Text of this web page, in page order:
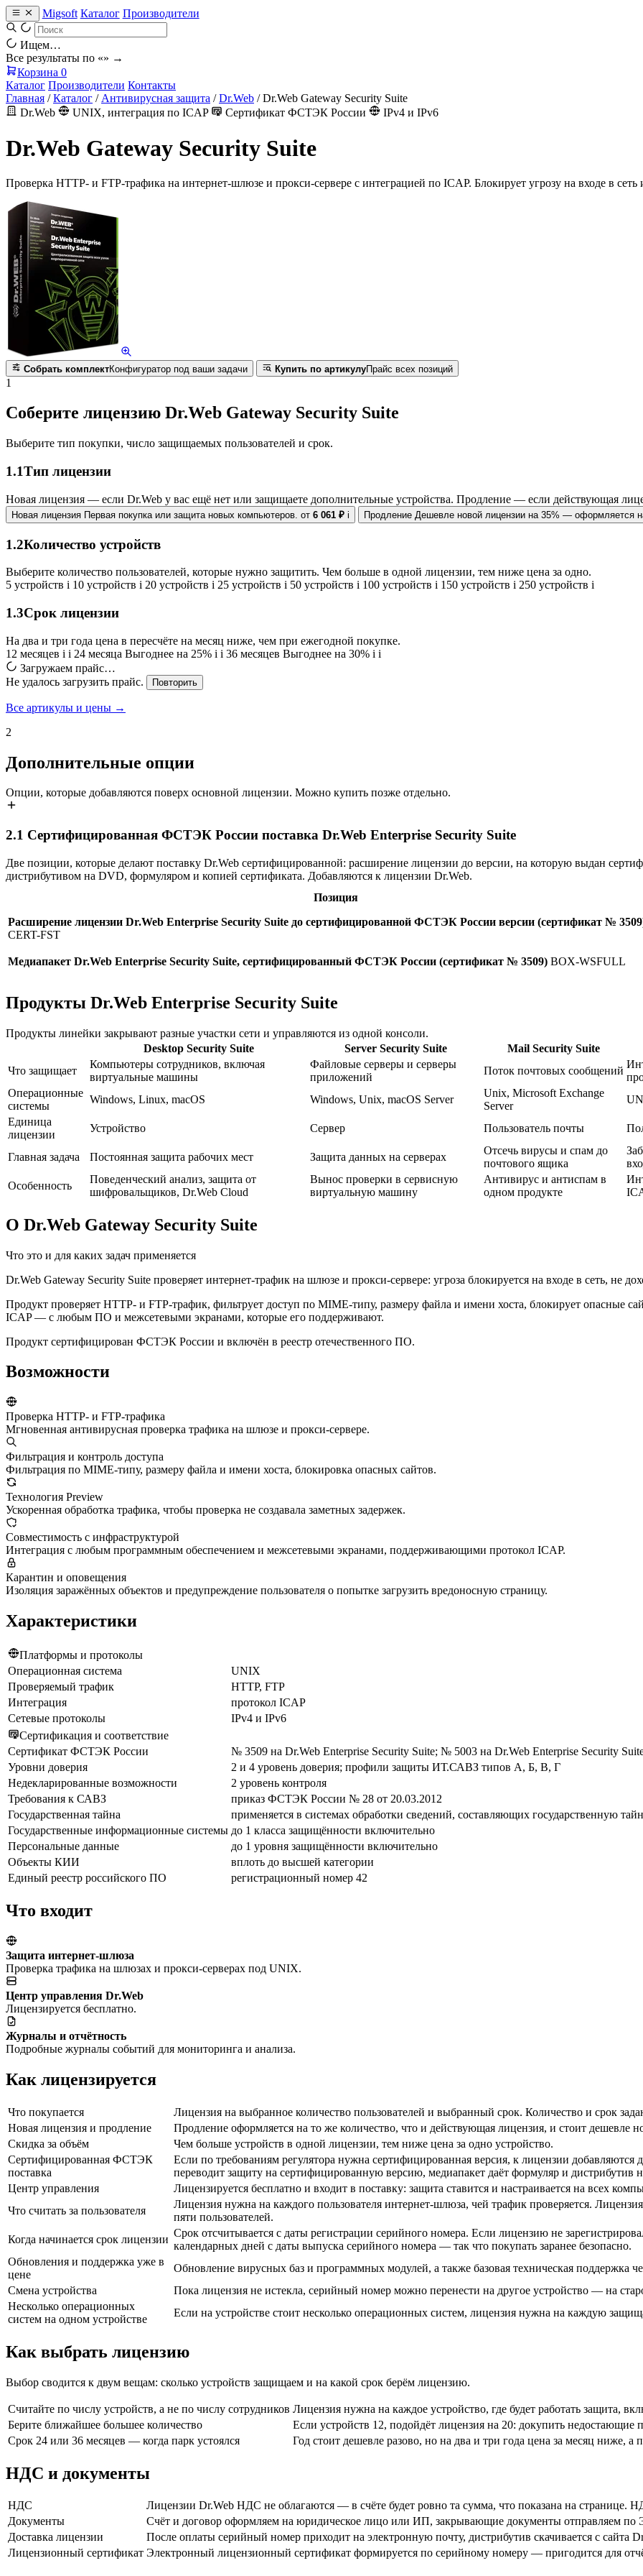
Migsoft Каталог Производители
Ищем…
Все результаты по «» →
Корзина 0
Каталог Производители Контакты
Главная / Каталог / Антивирусная защита / Dr.Web / Dr.Web Gateway Security Suite
Dr.Web
UNIX, интеграция по ICAP Сертификат ФСТЭК России IPv4 и IPv6
Dr.Web Gateway Security Suite
Проверка HTTP- и FTP-трафика на интернет-шлюзе и прокси-сервере с интеграцией по ICAP. Блокирует угрозу на входе в
Собрать комплектКонфигуратор под ваши задачи Купить по артикулуПрайс всех позиций
1
Соберите лицензию Dr.Web Gateway Security Suite
Выберите тип покупки, число защищаемых пользователей и срок.
1.1Тип лицензии
Новая лицензия — если Dr.Web у вас ещё нет или защищаете дополнительные устройства. Продление — если действующая
Новая лицензия Первая покупка или защита новых компьютеров. от 6 061 ₽ i Продление Дешевле новой лицензии на 35% — оформляется
1.2Количество устройств
Выберите количество пользователей, которые нужно защитить. Чем больше в одной лицензии, тем ниже цена за одно.
5 устройств i 10 устройств i 20 устройств i 25 устройств i 50 устройств i 100 устройств i 150 устройств i 250 устройств i
1.3Срок лицензии
На два и три года цена в пересчёте на месяц ниже, чем при ежегодной покупке.
12 месяцев i i 24 месяца Выгоднее на 25% i i 36 месяцев Выгоднее на 30% i i
Загружаем прайс…
Не удалось загрузить прайс.
Повторить
Все артикулы и цены →
2
Дополнительные опции
Опции, которые добавляются поверх основной лицензии. Можно купить позже отдельно.
2.1 Сертифицированная ФСТЭК России поставка Dr.Web Enterprise Security Suite
Две позиции, которые делают поставку Dr.Web сертифицированной: расширение лицензии до версии, на которую выдан
дистрибутивом на DVD, формуляром и копией сертификата. Добавляются к лицензии Dr.Web.
Позиция
Расширение лицензии Dr.Web Enterprise Security Suite до сертифицированной ФСТЭК России версии (сертификат №
CERT-FST
Медиапакет Dr.Web Enterprise Security Suite, сертифицированный ФСТЭК России (сертификат № 3509) BOX-WSFULL
Продукты Dr.Web Enterprise Security Suite
Продукты линейки закрывают разные участки сети и управляются из одной консоли.
Desktop Security Suite
Server Security Suite Mail Security Suite
Что защищает
Компьютеры сотрудников, включая
виртуальные машины
Файловые серверы и серверы
приложений
Поток почтовых сообщений
Операционные
системы
Windows, Linux, macOS Windows, Unix, macOS Server
Unix, Microsoft Exchange
Server
Единица
лицензии
Устройство Сервер Пользователь почты
Главная задача Постоянная защита рабочих мест Защита данных на серверах
Отсечь вирусы и спам до
почтового ящика
Особенность
Поведенческий анализ, защита от
шифровальщиков, Dr.Web Cloud
Вынос проверки в сервисную
виртуальную машину
Антивирус и антиспам в
одном продукте
О Dr.Web Gateway Security Suite
Что это и для каких задач применяется
Dr.Web Gateway Security Suite проверяет интернет-трафик на шлюзе и прокси-сервере: угроза блокируется на входе в сеть, не
Продукт проверяет HTTP- и FTP-трафик, фильтрует доступ по MIME-типу, размеру файла и имени хоста, блокирует опасные
ICAP — с любым ПО и межсетевыми экранами, которые его поддерживают.
Продукт сертифицирован ФСТЭК России и включён в реестр отечественного ПО.
Возможности
Проверка HTTP- и FTP-трафика
Мгновенная антивирусная проверка трафика на шлюзе и прокси-сервере.
Фильтрация и контроль доступа
Фильтрация по MIME-типу, размеру файла и имени хоста, блокировка опасных сайтов.
Технология Preview
Ускоренная обработка трафика, чтобы проверка не создавала заметных задержек.
Совместимость с инфраструктурой
Интеграция с любым программным обеспечением и межсетевыми экранами, поддерживающими протокол ICAP.
Карантин и оповещения
Изоляция заражённых объектов и предупреждение пользователя о попытке загрузить вредоносную страницу.
Характеристики
Платформы и протоколы
Операционная система
UNIX
Проверяемый трафик
HTTP, FTP
Интеграция
протокол ICAP
Сетевые протоколы
IPv4 и IPv6
Сертификация и соответствие
Сертификат ФСТЭК России
№ 3509 на Dr.Web Enterprise Security Suite; № 5003 на Dr.Web Enterprise Security
Уровни доверия
2 и 4 уровень доверия; профили защиты ИТ.САВЗ типов А, Б, В, Г
Недекларированные возможности
2 уровень контроля
Требования к САВЗ
приказ ФСТЭК России № 28 от 20.03.2012
Государственная тайна
применяется в системах обработки сведений, составляющих государственную
Государственные информационные системы до 1 класса защищённости включительно
Персональные данные
до 1 уровня защищённости включительно
Объекты КИИ
вплоть до высшей категории
Единый реестр российского ПО
регистрационный номер 42
Что входит
Защита интернет-шлюза
Проверка трафика на шлюзах и прокси-серверах под UNIX.
Центр управления Dr.Web
Лицензируется бесплатно.
Журналы и отчётность
Подробные журналы событий для мониторинга и анализа.
Как лицензируется
Что покупается
Лицензия на выбранное количество пользователей и выбранный срок. Количество и срок
Новая лицензия и продление
Продление оформляется на то же количество, что и действующая лицензия, и стоит дешевле
Скидка за объём
Чем больше устройств в одной лицензии, тем ниже цена за одно устройство.
Сертифицированная ФСТЭК
поставка
Если по требованиям регулятора нужна сертифицированная версия, к лицензии добавляются
переводит защиту на сертифицированную версию, медиапакет даёт формуляр и дистрибутив
Центр управления
Лицензируется бесплатно и входит в поставку: защита ставится и настраивается на всех
Что считать за пользователя
Лицензия нужна на каждого пользователя интернет-шлюза, чей трафик проверяется.
пяти пользователей.
Когда начинается срок лицензии
Срок отсчитывается с даты регистрации серийного номера. Если лицензию не
календарных дней с даты выпуска серийного номера — так что покупать заранее безопасно.
Обновления и поддержка уже в
цене
Обновление вирусных баз и программных модулей, а также базовая техническая поддержка
Смена устройства
Пока лицензия не истекла, серийный номер можно перенести на другое устройство — на
Несколько операционных
систем на одном устройстве
Если на устройстве стоит несколько операционных систем, лицензия нужна на каждую
Как выбрать лицензию
Выбор сводится к двум вещам: сколько устройств защищаем и на какой срок берём лицензию.
Считайте по числу устройств, а не по числу сотрудников Лицензия нужна на каждое устройство, где будет работать защита,
Берите ближайшее большее количество
Если устройств 12, подойдёт лицензия на 20: докупить недостающие
Срок 24 или 36 месяцев — когда парк устоялся
Год стоит дешевле разово, но на два и три года цена за месяц ниже, а
НДС и документы
НДС
Лицензии Dr.Web НДС не облагаются — в счёте будет ровно та сумма, что показана на странице.
Документы
Счёт и договор оформляем на юридическое лицо или ИП, закрывающие документы отправляем
Доставка лицензии
После оплаты серийный номер приходит на электронную почту, дистрибутив скачивается с сайта
Лицензионный сертификат Электронный лицензионный сертификат формируется по серийному номеру — пригодится для